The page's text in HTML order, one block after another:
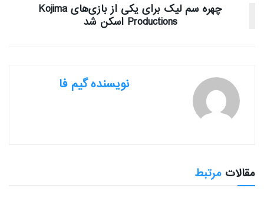
چهره‌ سم لیک برای یکی از بازی‌های Kojima
Productions اسکن شد
نویسنده گیم فا
مقالات مرتبط